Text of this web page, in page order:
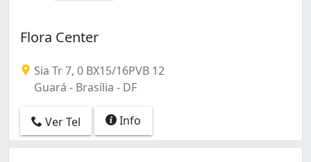
Flora Center
Sia Tr 7, 0 BX15/16PVB 12
Guará - Brasília - DF
Ver Tel Info